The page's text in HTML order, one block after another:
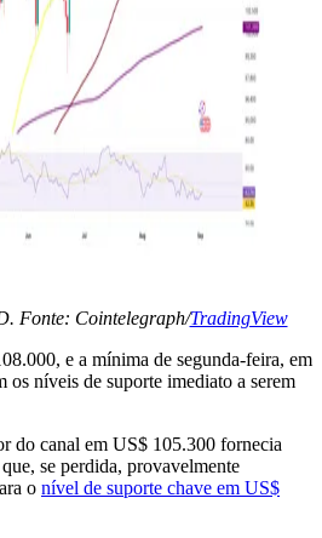
Fonte: Cointelegraph/TradingView
e a mínima de segunda-feira, em
os níveis de suporte imediato a serem
do canal em US$ 105.300 fornecia
se perdida, provavelmente
o nível de suporte chave em US$